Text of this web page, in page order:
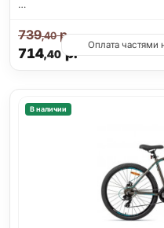
…
714,40р.
739,40р.
Оплата частями
В наличии